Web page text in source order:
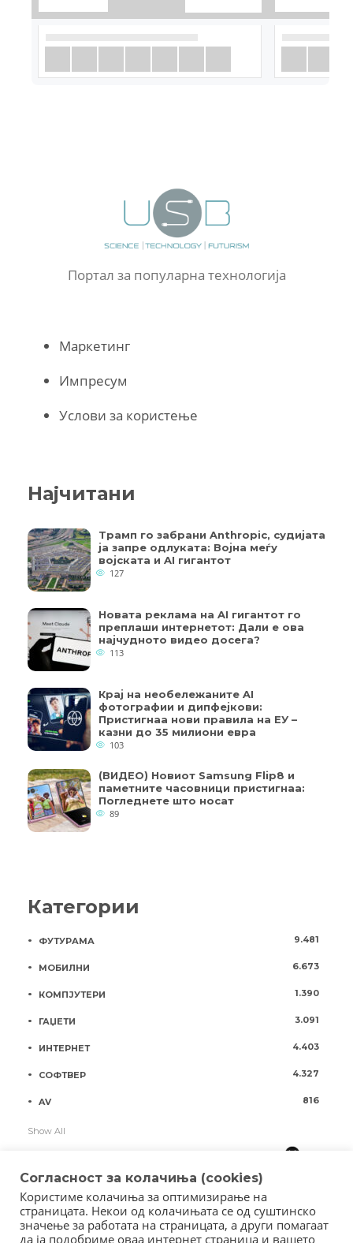
Портал за популарна технологија
Маркетинг
Импресум
Услови за користење
Најчитани
Трамп го забрани Anthropic, судијата
ја запре одлуката: Војна меѓу
војската и AI гигантот
127
Новата реклама на AI гигантот го
преплаши интернетот: Дали е ова
најчудното видео досега?
113
Крај на необележаните AI
фотографии и дипфејкови:
Пристигнаа нови правила на ЕУ –
казни до 35 милиони евра
103
(ВИДЕО) Новиот Samsung Flip8 и
паметните часовници пристигнаа:
Погледнете што носат
89
Категории
ФУТУРАМА 9.481
МОБИЛНИ 6.673
КОМПЈУТЕРИ 1.390
ГАЏЕТИ 3.091
ИНТЕРНЕТ 4.403
СОФТВЕР 4.327
AV 816
Show All
Согласност за колачиња (cookies)
Користиме колачиња за оптимизирање на
страницата. Некои од колачињата се од суштинско
значење за работата на страницата, а други помагаат
да ја подобриме оваа интернет страница и вашето